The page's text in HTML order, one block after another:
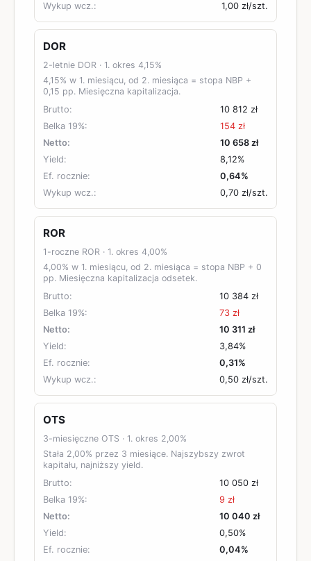
Wykup wcz.:
1,00 zł/szt.
DOR
2-letnie DOR · 1. okres 4,15%
4,15% w 1. miesiącu, od 2. miesiąca = stopa NBP +
0,15 pp. Miesięczna kapitalizacja.
Brutto:
10 812 zł
Belka 19%:
154 zł
Netto:
10 658 zł
Yield:
8,12%
Ef. rocznie:
0,64%
Wykup wcz.:
0,70 zł/szt.
ROR
1-roczne ROR · 1. okres 4,00%
4,00% w 1. miesiącu, od 2. miesiąca = stopa NBP + 0
pp. Miesięczna kapitalizacja odsetek.
Brutto:
10 384 zł
Belka 19%:
73 zł
Netto:
10 311 zł
Yield:
3,84%
Ef. rocznie:
0,31%
Wykup wcz.:
0,50 zł/szt.
OTS
3-miesięczne OTS · 1. okres 2,00%
Stała 2,00% przez 3 miesiące. Najszybszy zwrot
kapitału, najniższy yield.
Brutto:
10 050 zł
Belka 19%:
9 zł
Netto:
10 040 zł
Yield:
0,50%
Ef. rocznie:
0,04%